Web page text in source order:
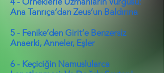
Ana Tanrıça’dan Zeus’un Baldırına
5 - Fenike’den Girit’e Benzersiz
Anaerki, Anneler, Eşler
6 - Keçiciğin Namuslularca